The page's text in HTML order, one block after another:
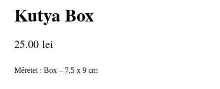
Kutya Box
25.00 lei
Méretei : Box – 7,5 x 9 cm